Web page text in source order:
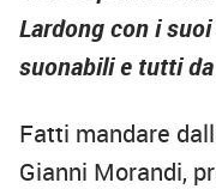
Lardong con i
suonabili e tutti
Fatti mandare
Gianni Morandi,